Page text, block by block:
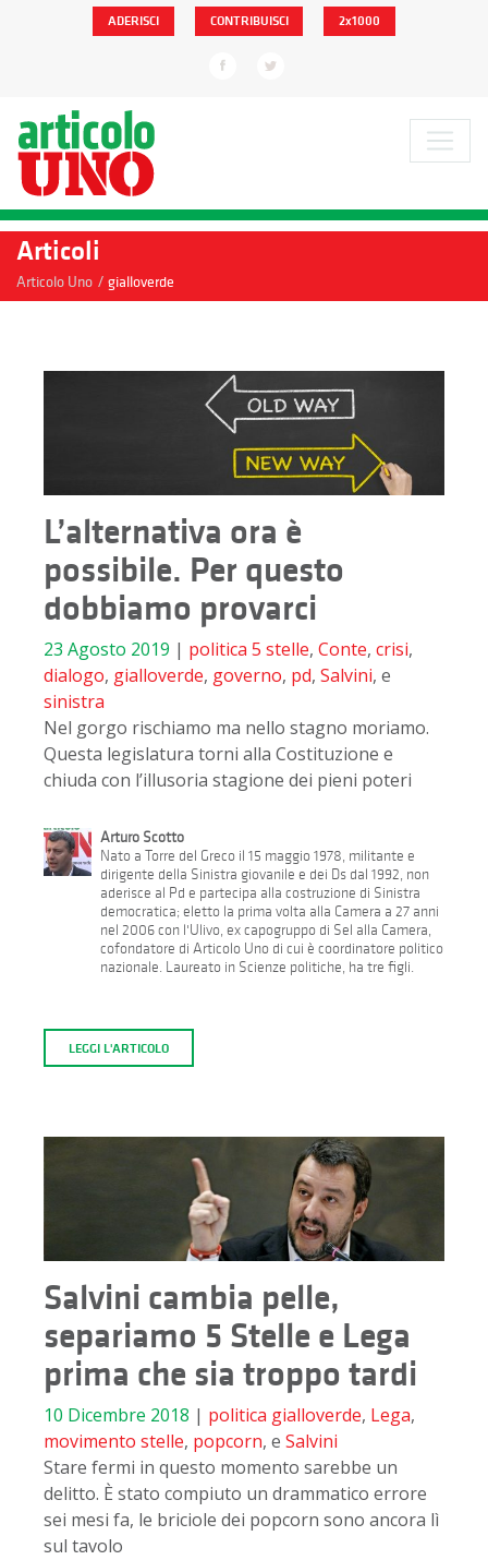
ADERISCI CONTRIBUISCI 2x1000
Articoli
Articolo Uno / gialloverde
L’alternativa ora è
possibile. Per questo
dobbiamo provarci
23 Agosto 2019 | politica 5 stelle, Conte, crisi,
dialogo, gialloverde, governo, pd, Salvini, e
sinistra
Nel gorgo rischiamo ma nello stagno moriamo.
Questa legislatura torni alla Costituzione e
chiuda con l’illusoria stagione dei pieni poteri
Arturo Scotto
Nato a Torre del Greco il 15 maggio 1978, militante e
dirigente della Sinistra giovanile e dei Ds dal 1992, non
aderisce al Pd e partecipa alla costruzione di Sinistra
democratica; eletto la prima volta alla Camera a 27 anni
nel 2006 con l'Ulivo, ex capogruppo di Sel alla Camera,
cofondatore di Articolo Uno di cui è coordinatore politico
nazionale. Laureato in Scienze politiche, ha tre figli.
LEGGI L'ARTICOLO
Salvini cambia pelle,
separiamo 5 Stelle e Lega
prima che sia troppo tardi
10 Dicembre 2018 | politica gialloverde, Lega,
movimento stelle, popcorn, e Salvini
Stare fermi in questo momento sarebbe un
delitto. È stato compiuto un drammatico errore
sei mesi fa, le briciole dei popcorn sono ancora lì
sul tavolo